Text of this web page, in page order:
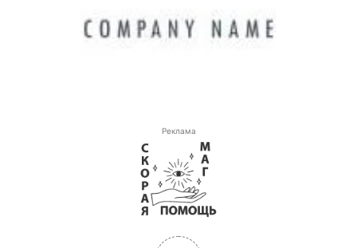
Реклама